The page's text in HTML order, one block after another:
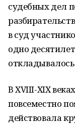
судебных дел
в суд
одно
В XVIII-XIX
повсеместно
действовала